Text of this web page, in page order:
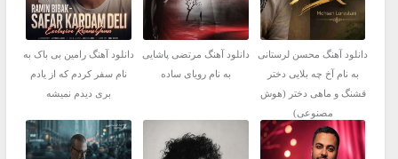
دانلود آهنگ محسن لرستانی
به نام آخ چه بلایی دختر
قشنگ و ماهی دختر (هوش
مصنوعی)
دانلود آهنگ مرتضی پاشایی
به نام رویای ساده
دانلود آهنگ رامین بی باک به
نام سفر کردم که از یادم
بری دیدم نمیشه